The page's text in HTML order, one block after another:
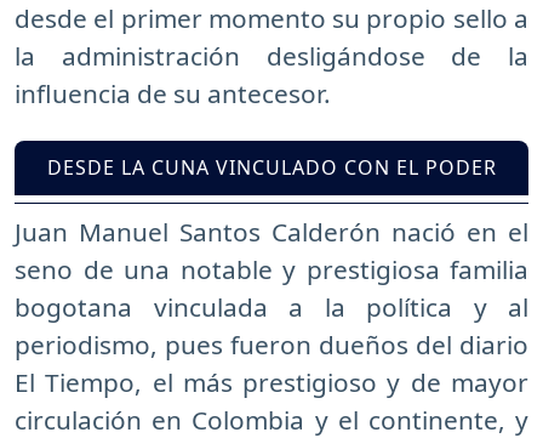
desde el primer momento su propio sello a
la administración desligándose de la
influencia de su antecesor.
DESDE LA CUNA VINCULADO CON EL PODER
Juan Manuel Santos Calderón nació en el
seno de una notable y prestigiosa familia
bogotana vinculada a la política y al
periodismo, pues fueron dueños del diario
El Tiempo, el más prestigioso y de mayor
circulación en Colombia y el continente, y